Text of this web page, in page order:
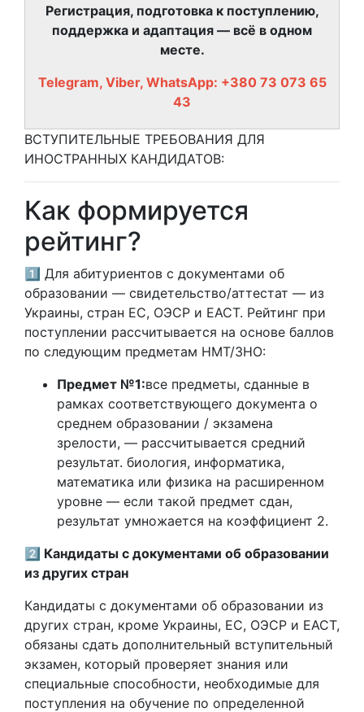
Регистрация, подготовка к поступлению,
поддержка и адаптация — всё в одном
месте.
Telegram, Viber, WhatsApp: +380 73 073 65
43
ВСТУПИТЕЛЬНЫЕ ТРЕБОВАНИЯ ДЛЯ
ИНОСТРАННЫХ КАНДИДАТОВ:
Как формируется
рейтинг?
1️⃣ Для абитуриентов с документами об
образовании — свидетельство/аттестат — из
Украины, стран ЕС, ОЭСР и ЕАСТ. Рейтинг при
поступлении рассчитывается на основе баллов
по следующим предметам НМТ/ЗНО:
Предмет №1:все предметы, сданные в
рамках соответствующего документа о
среднем образовании / экзамена
зрелости, — рассчитывается средний
результат. биология, информатика,
математика или физика на расширенном
уровне — если такой предмет сдан,
результат умножается на коэффициент 2.
2️⃣ Кандидаты с документами об образовании
из других стран
Кандидаты с документами об образовании из
других стран, кроме Украины, ЕС, ОЭСР и ЕАСТ,
обязаны сдать дополнительный вступительный
экзамен, который проверяет знания или
специальные способности, необходимые для
поступления на обучение по определенной